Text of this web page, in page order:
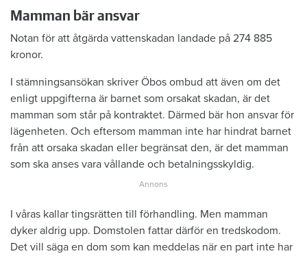
Mamman bär ansvar
Notan för att åtgärda vattenskadan landade på 274 885
kronor.
I stämningsansökan skriver Öbos ombud att även om det
enligt uppgifterna är barnet som orsakat skadan, är det
mamman som står på kontraktet. Därmed bär hon ansvar för
lägenheten. Och eftersom mamman inte har hindrat barnet
från att orsaka skadan eller begränsat den, är det mamman
som ska anses vara vållande och betalningsskyldig.
I våras kallar tingsrätten till förhandling. Men mamman
dyker aldrig upp. Domstolen fattar därför en tredskodom.
Det vill säga en dom som kan meddelas när en part inte har